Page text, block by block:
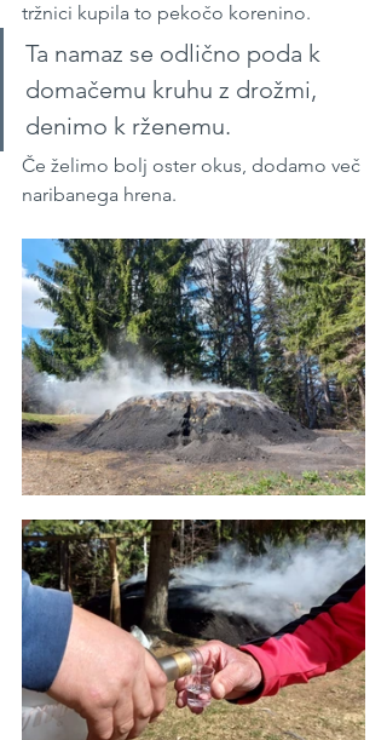
tržnici kupila to pekočo korenino.
Ta namaz se odlično poda k
domačemu kruhu z drožmi,
denimo k rženemu.
Če želimo bolj oster okus, dodamo več
naribanega hrena.